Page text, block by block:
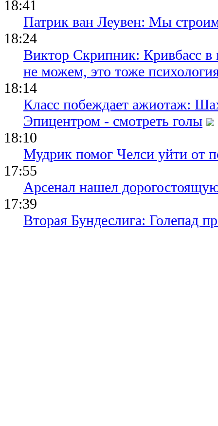
18:41
Патрик ван Леувен: Мы
18:24
Виктор Скрипник: Кривбасс в
не можем, это тоже
18:14
Класс побеждает ажиотаж:
Эпицентром - смотреть голы
18:10
Мудрик помог Челси уйти от
17:55
Арсенал нашел
17:39
Вторая Бундеслига: Голепад